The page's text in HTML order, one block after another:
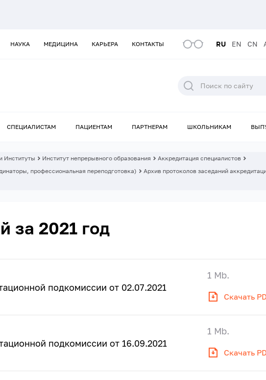
НАУКА МЕДИЦИНА КАРЬЕРА КОНТАКТЫ RU EN CN
СПЕЦИАЛИСТАМ ПАЦИЕНТАМ ПАРТНЕРАМ ШКОЛЬНИКАМ
Институты Институт непрерывного образования
Аккредитация специалистов
профессиональная переподготовка)
Архив протоколов заседаний
за 2021 год
подкомиссии от 02.07.2021
Скачать
1 Mb.
подкомиссии от 16.09.2021
Скачать
1 Mb.